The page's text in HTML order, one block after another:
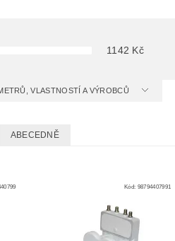
1142 Kč
VLASTNOSTÍ A VÝROBCŮ
ABECEDNĚ
Kód: 98794407991